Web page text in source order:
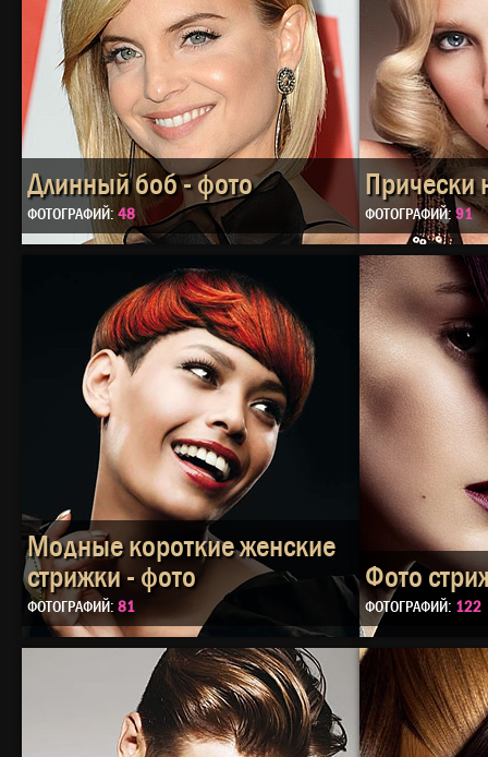
Длинный боб - фото
ФОТОГРАФИЙ: 48
Прически
ФОТОГРАФИЙ: 91
Модные короткие женские
стрижки - фото
ФОТОГРАФИЙ: 81
Фото
ФОТОГРАФИЙ: 122